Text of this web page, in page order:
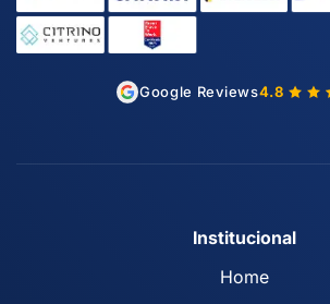
Google Reviews4.8
Institucional
Home